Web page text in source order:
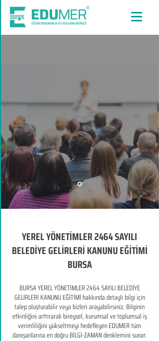
YEREL YÖNETİMLER 2464 SAYILI
BELEDİYE GELİRLERİ KANUNU EĞİTİMİ
BURSA
BURSA YEREL YÖNETİMLER 2464 SAYILI BELEDİYE
GELİRLERİ KANUNU EĞİTİMİ hakkında detaylı bilgi için
talep oluşturabilir veya bizleri arayabilirsiniz. Bilginin
etkinliğini arttırarak bireysel, kurumsal ve toplumsal iş
verimliliğini yükseltmeyi hedefleyen​ EDUMER tüm
danışanlarına en doğru BİLGİ-ZAMAN denklemini sunar.